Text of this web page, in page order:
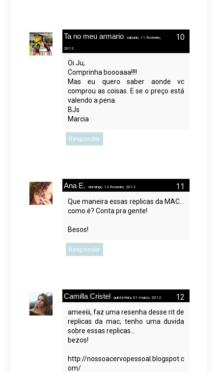
Ta no meu armario sábado, 11 fevereiro,
2012
Oi Ju,
Comprinha boooaaa!!!!
Mas eu quero saber aonde vc
comprou as coisas. E se o preço está
valendo a pena.
BJs
Marcia
Responder
Ana E. domingo, 12 fevereiro, 2012
Que maneira essas replicas da MAC...
como é? Conta pra gente!
Besos!
Responder
Camilla Cristel quinta-feira, 01 março, 2012
ameeiii, faz uma resenha desse rit de
replicas da mac, tenho uma duvida
sobre essas replicas...
bezos!
http://nossoacervopessoal.blogspot.c
om/